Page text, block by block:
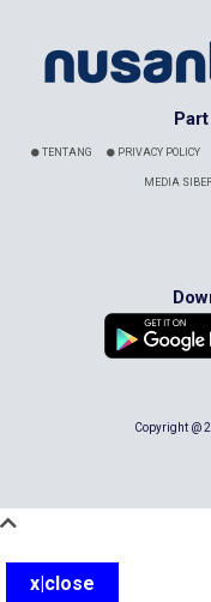
TENTANG PRIVACY POLICY
MEDIA
Copyright @
x|close